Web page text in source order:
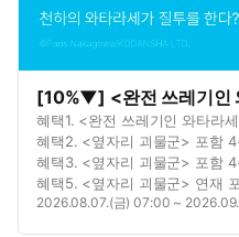
[10%▼] <완전 쓰레기인
혜택1. <완전 쓰레기인 와타라
혜택2. <옆자리 괴물군> 포함
혜택3. <옆자리 괴물군> 포함
혜택5. <옆자리 괴물군> 연재
2026.08.07.(금) 07:00 ~